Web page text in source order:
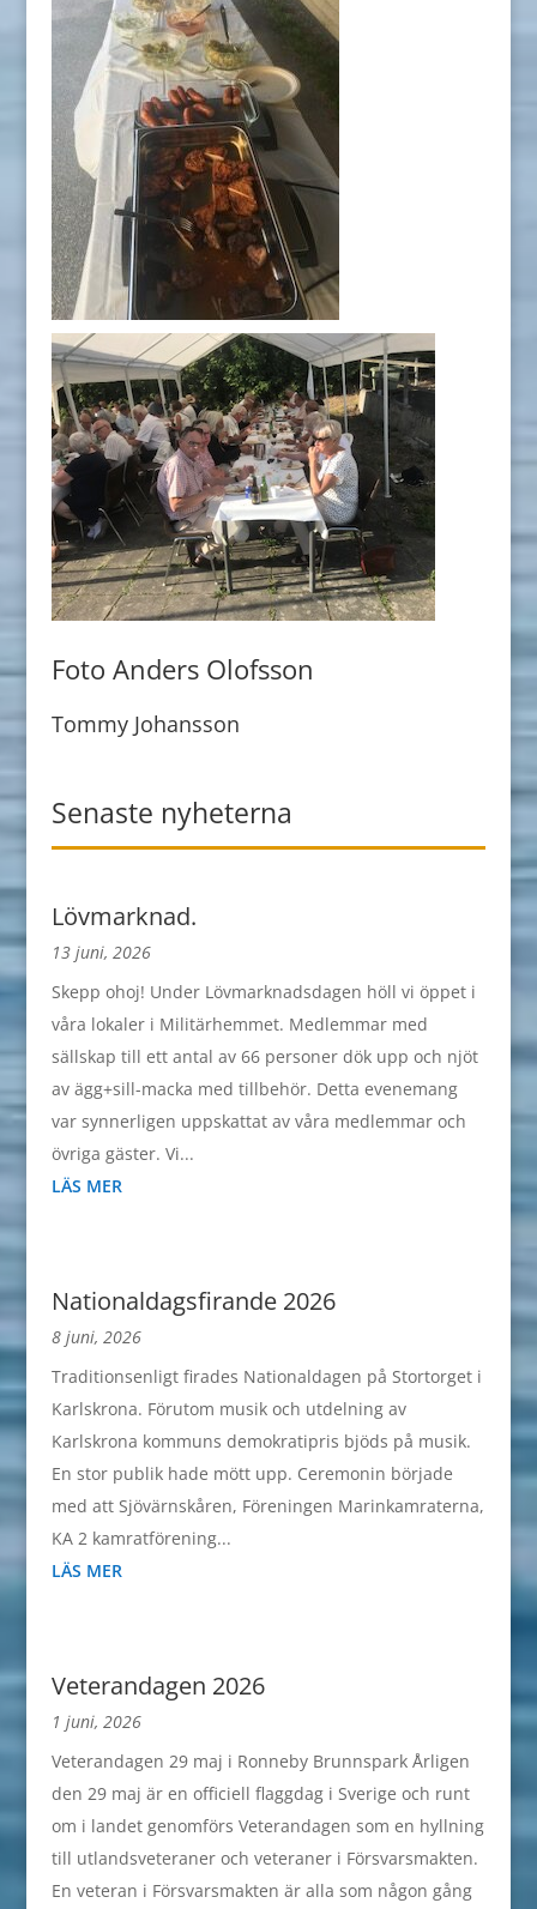
Foto Anders Olofsson
Tommy Johansson
Senaste nyheterna
Lövmarknad.
13 juni, 2026
Skepp ohoj! Under Lövmarknadsdagen höll vi öppet i
våra lokaler i Militärhemmet. Medlemmar med
sällskap till ett antal av 66 personer dök upp och njöt
av ägg+sill-macka med tillbehör. Detta evenemang
var synnerligen uppskattat av våra medlemmar och
övriga gäster. Vi...
LÄS MER
Nationaldagsfirande 2026
8 juni, 2026
Traditionsenligt firades Nationaldagen på Stortorget i
Karlskrona. Förutom musik och utdelning av
Karlskrona kommuns demokratipris bjöds på musik.
En stor publik hade mött upp. Ceremonin började
med att Sjövärnskåren, Föreningen Marinkamraterna,
KA 2 kamratförening...
LÄS MER
Veterandagen 2026
1 juni, 2026
Veterandagen 29 maj i Ronneby Brunnspark Årligen
den 29 maj är en officiell flaggdag i Sverige och runt
om i landet genomförs Veterandagen som en hyllning
till utlandsveteraner och veteraner i Försvarsmakten.
En veteran i Försvarsmakten är alla som någon gång